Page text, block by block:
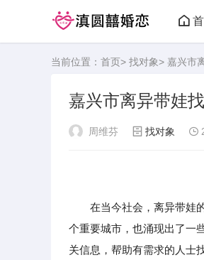
当前位置： 首页> 找对象> 嘉兴市
嘉兴市离异带娃
周维芬 找对象
在当今社会，离异带娃的
个重要城市，也涌现出了一
关信息，帮助有需求的人士